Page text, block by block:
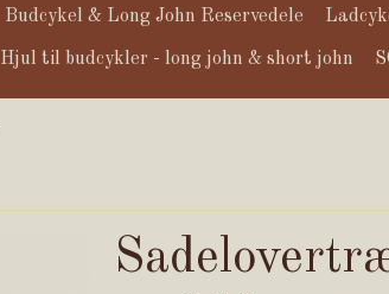
Budcykel & Long John Reservedele
Hjul til budcykler - long john & short john